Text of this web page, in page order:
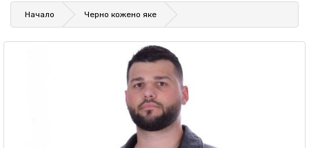
Начало Черно кожено яке